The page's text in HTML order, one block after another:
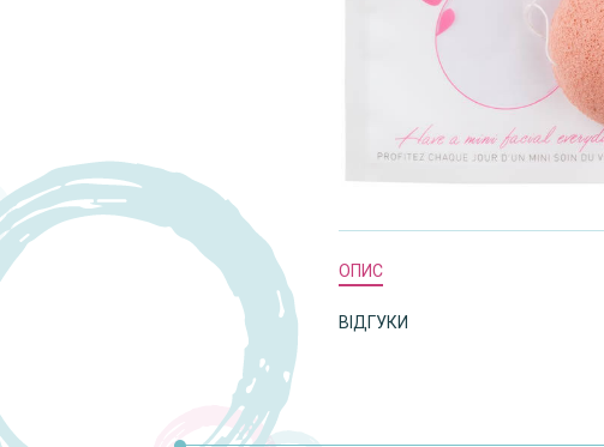
ОПИС
ВІДГУКИ